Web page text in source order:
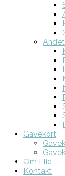
Andet
Gavekort
Om Flid
Kontakt